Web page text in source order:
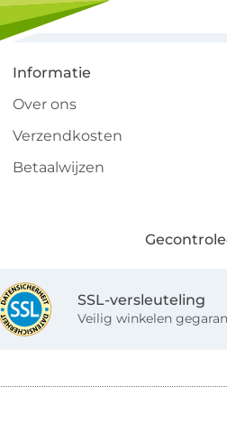
Informatie
Over ons
Verzendkosten
Betaalwijzen
SSL-versleuteling
Veilig winkelen